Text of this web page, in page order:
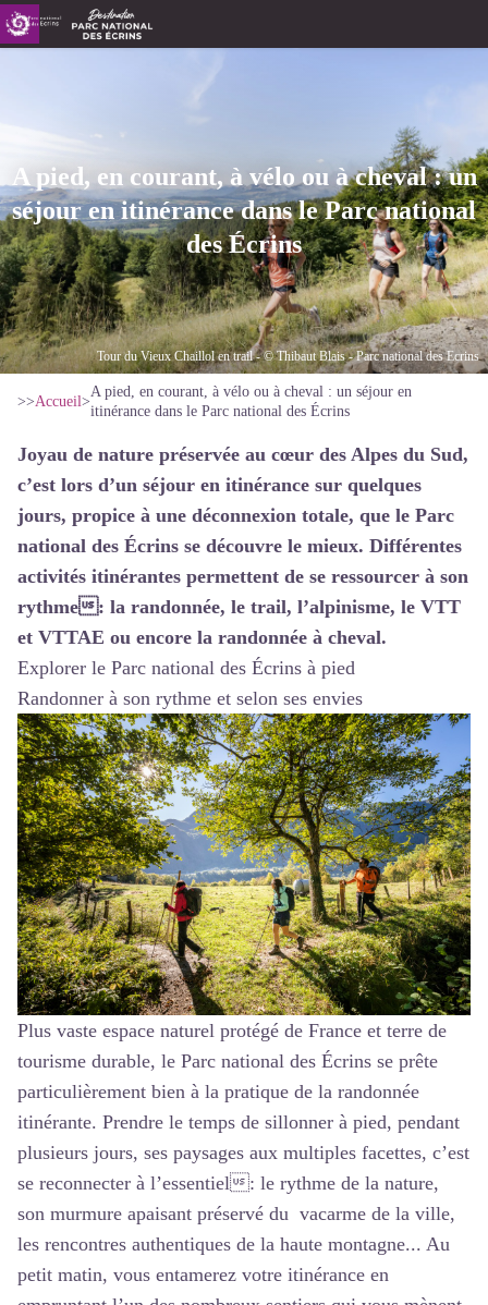
Tour du Vieux Chaillol en trail - © Thibaut Blais - Parc national des Ecrins
A pied, en courant, à vélo ou à cheval : un
séjour en itinérance dans le Parc national
des Écrins
>>Accueil>
A pied, en courant, à vélo ou à cheval : un séjour en
itinérance dans le Parc national des Écrins
Joyau de nature préservée au cœur des Alpes du Sud,
c’est lors d’un séjour en itinérance sur quelques
jours, propice à une déconnexion totale, que le Parc
national des Écrins se découvre le mieux. Différentes
activités itinérantes permettent de se ressourcer à son
rythme: la randonnée, le trail, l’alpinisme, le VTT
et VTTAE ou encore la randonnée à cheval.
Explorer le Parc national des Écrins à pied
Randonner à son rythme et selon ses envies
Plus vaste espace naturel protégé de France et terre de
tourisme durable, le Parc national des Écrins se prête
particulièrement bien à la pratique de la randonnée
itinérante. Prendre le temps de sillonner à pied, pendant
plusieurs jours, ses paysages aux multiples facettes, c’est
se reconnecter à l’essentiel: le rythme de la nature,
son murmure apaisant préservé du vacarme de la ville,
les rencontres authentiques de la haute montagne... Au
petit matin, vous entamerez votre itinérance en